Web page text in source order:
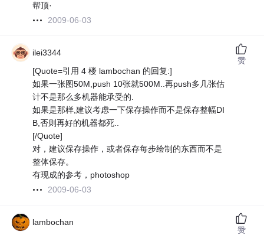
帮顶·
2009-06-03
ilei3344
[Quote=引用 4 楼 lambochan 的回复:]
如果一张图50M,push 10张就500M..再push多几张估
计不是那么多机器能承受的.
如果是那样,建议考虑一下保存操作而不是保存整幅DI
B,否则再好的机器都死..
[/Quote]
对，建议保存操作，或者保存每步绘制的东西而不是
整体保存。
有现成的参考，photoshop
2009-06-03
赞
lambochan
赞